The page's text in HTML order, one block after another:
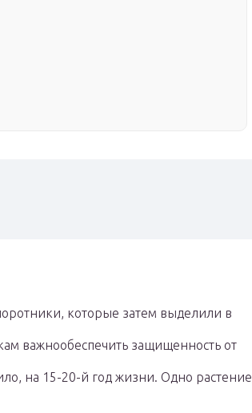
которые затем выделили в
важнообеспечить защищенность от
на 15-20-й год жизни. Одно растение